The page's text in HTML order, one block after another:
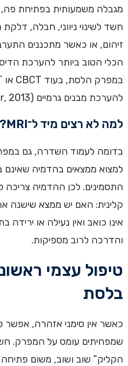
מגבלה משמעותית בפתיחת
חשד לשינוי ניווני, חבלה, דלקת
הכלי הטוב ביותר להערכת
להערכת מבנים גרמיים (Hunter, 2013).
למה לא רצים מיד ל־MRI?
בדומה לעמוד השדרה, גם
למצוא ממצאים בהדמיה
התסמינים. לכן ההדמיה צריכה
קלינית: האם יש ממצא שישנה
אינו כואב ואין נעילה או ירידה
והדרכה לרוב מספיקות.
טיפול עצמי
בלסת
כאשר אין סימני אזהרה, אפשר
שמפחיתים עומס על המפרק.
הקליק” שוב ושוב, משום